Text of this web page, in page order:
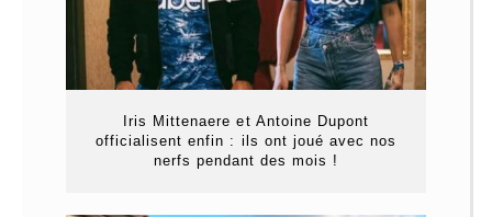
Iris Mittenaere et Antoine Dupont
officialisent enfin : ils ont joué avec nos
nerfs pendant des mois !